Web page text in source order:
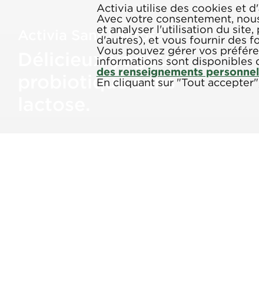
Activia Sans Lactose
Délicieux yogourt
probiotique sans
Activia utilise des cookies et
Avec votre consentement,
et analyser l'utilisation du
d'autres), et vous fournir des
Vous pouvez gérer vos
informations sont disponibles
des renseignements
En cliquant sur "Tout